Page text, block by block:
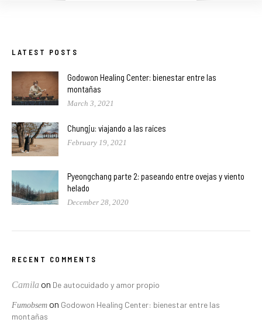
LATEST POSTS
Godowon Healing Center: bienestar entre las
montañas
March 3, 2021
Chungju: viajando a las raíces
February 19, 2021
Pyeongchang parte 2: paseando entre ovejas y viento
helado
December 28, 2020
RECENT COMMENTS
Camilaon De autocuidado y amor propio
Fumobsem on Godowon Healing Center: bienestar entre las
montañas